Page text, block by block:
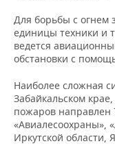
ВОЛЕЙБОЛ
ФИГУРНОЕ
ВОДНЫЕ ВИДЫ
ИСТОРИЯ
МЕДИЦИНА
ОБРАЗОВАНИЕ
СПИСОК ПЕРСОН
ПОЛНАЯ ВЕРСИЯ
Для борьбы с огнем
единицы техники и
ведется
обстановки с
Наиболее сложная
Забайкальском
пожаров направлен
«Авиалесоохраны»,
Иркутской области,